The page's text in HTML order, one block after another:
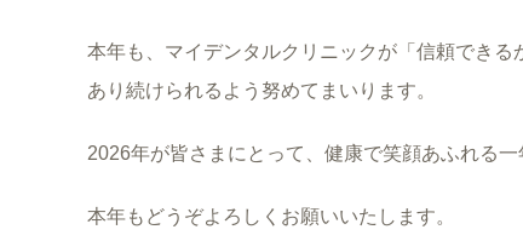
本年も、マイデンタルクリニックが「信頼でき
あり続けられるよう努めてまいります。
2026年が皆さまにとって、健康で笑顔あふれる
本年もどうぞよろしくお願いいたします。